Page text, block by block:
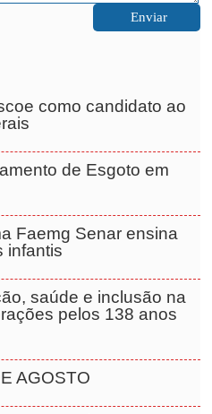
como candidato ao
de Esgoto em
Faemg Senar ensina
infantis
saúde e inclusão na
pelos 138 anos
AGOSTO